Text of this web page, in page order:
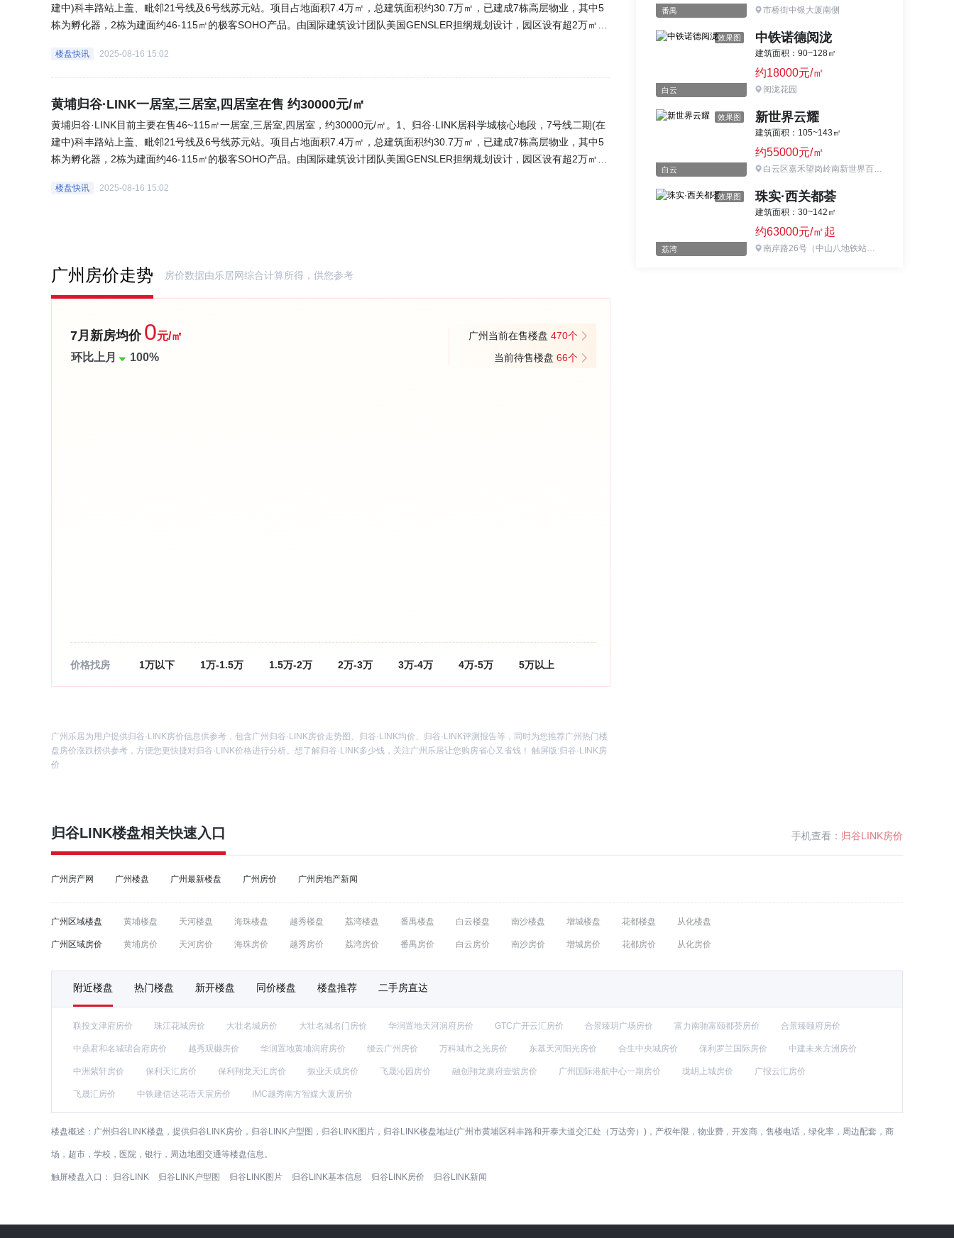
建中)科丰路站上盖、毗邻21号线及6号线苏元站。项目占地面积7.4万㎡，总建筑面积约30.7万㎡，已建成7栋高层物业，其中5
栋为孵化器，2栋为建面约46-115㎡的极客SOHO产品。由国际建筑设计团队美国GENSLER担纲规划设计，园区设有超2万㎡原
会所空间、社区智慧食堂等配套，满足工作生活所需。2、周边八大商圈环伺，万达广场、高德汇、大壮国际广场、锐丰国际广
院等，是科学城核心高端生活社区。3、曾孵化谷歌、罗技、Dropbox、Paypal等独角兽的PLUGANDPLAY(广州)国际创新中心
及跨境科技发展中心、中国首个海归小镇起步区、中国海交会创新创业园区等已落位归谷，并引进国际投资机构红杉资本、新风
天域等国际级风投机构加持。项目在强大的国际科技资源背景下，结合内生优越生态，将产、学、研、住、商多种需求的内生价
值共融，打造广州高层次人才创新创业的加速器，搭建起与硅谷等欧美丰富资源接轨的人才、技术、孵化、资本四大平台，致力
楼盘快讯 2025-08-16 15:02
黄埔归谷·LINK一居室,三居室,四居室在售 约30000元/㎡
黄埔归谷·LINK目前主要在售46~115㎡一居室,三居室,四居室，约30000元/㎡。1、归谷·LINK居科学城核心地段，7号线二期(在
建中)科丰路站上盖、毗邻21号线及6号线苏元站。项目占地面积7.4万㎡，总建筑面积约30.7万㎡，已建成7栋高层物业，其中5
栋为孵化器，2栋为建面约46-115㎡的极客SOHO产品。由国际建筑设计团队美国GENSLER担纲规划设计，园区设有超2万㎡原
会所空间、社区智慧食堂等配套，满足工作生活所需。2、周边八大商圈环伺，万达广场、高德汇、大壮国际广场、锐丰国际广
天域等国际级风投机构加持。项目在强大的国际科技资源背景下，结合内生优越生态，将产、学、研、住、商多种需求的内生价
值共融，打造广州高层次人才创新创业的加速器，搭建起与硅谷等欧美丰富资源接轨的人才、技术、孵化、资本四大平台，致力
楼盘快讯 2025-08-16 15:02
广州房价走势 房价数据由乐居网综合计算所得，供您参考
7月新房均价 0元/㎡
环比上月
100%
广州当前在售楼盘 470个
当前待售楼盘 66个
价格找房 1万以下 1万-1.5万 1.5万-2万 2万-3万 3万-4万 4万-5万 5万以上
广州乐居为用户提供归谷·LINK房价信息供参考，包含广州归谷·LINK房价走势图、归谷·LINK均价、归谷·LINK评测报告等，同时为您推荐广州热门楼
盘房价涨跌榜供参考，方便您更快捷对归谷·LINK价格进行分析。想了解归谷·LINK多少钱，关注广州乐居让您购房省心又省钱！ 触屏版:归谷·LINK房
价
番禺 市桥街中银大厦南侧
效果图
白云
中铁诺德阅泷
建筑面积：90~128㎡
约18000元/㎡
阅泷花园
效果图
白云
新世界云耀
建筑面积：105~143㎡
约55000元/㎡
白云区嘉禾望岗岭南新世界百顺北路
效果图
荔湾
珠实·西关都荟
建筑面积：30~142㎡
约63000元/㎡起
南岸路26号（中山八地铁站旁）
归谷LINK楼盘相关快速入口 手机查看： 归谷LINK房价
广州房产网 广州楼盘 广州最新楼盘 广州房价 广州房地产新闻
广州区域楼盘 黄埔楼盘 天河楼盘 海珠楼盘 越秀楼盘 荔湾楼盘 番禺楼盘 白云楼盘 南沙楼盘 增城楼盘 花都楼盘 从化楼盘
广州区域房价 黄埔房价 天河房价 海珠房价 越秀房价 荔湾房价 番禺房价 白云房价 南沙房价 增城房价 花都房价 从化房价
附近楼盘 热门楼盘 新开楼盘 同价楼盘 楼盘推荐 二手房直达
联投文津府房价 珠江花城房价 大壮名城房价 大壮名城名门房价 华润置地天河润府房价 GTC广开云汇房价 合景臻玥广场房价 富力南驰富颐都荟房价 合景臻颐府房价
中鼎君和名城珺合府房价 越秀观樾房价 华润置地黄埔润府房价 缦云广州房价 万科城市之光房价 东基天河阳光房价 合生中央城房价 保利罗兰国际房价 中建未来方洲房价
中洲紫轩房价 保利天汇房价 保利翔龙天汇房价 振业天成房价 飞晟沁园房价 融创翔龙廣府壹號房价 广州国际港航中心一期房价 珑岄上城房价 广报云汇房价
飞晟汇房价 中铁建信达花语天宸房价 IMC越秀南方智媒大厦房价
楼盘概述： 广州归谷LINK楼盘，提供归谷LINK房价，归谷LINK户型图，归谷LINK图片，归谷LINK楼盘地址(广州市黄埔区科丰路和开泰大道交汇处（万达旁）)，产权年限，物业费，开发商，售楼电话，绿化率，周边配套，商
场，超市，学校，医院，银行，周边地图交通等楼盘信息。
触屏楼盘入口： 归谷LINK 归谷LINK户型图 归谷LINK图片 归谷LINK基本信息 归谷LINK房价 归谷LINK新闻